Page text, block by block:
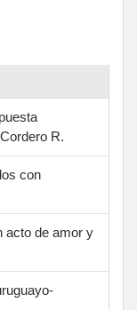
R.
con
acto de amor y